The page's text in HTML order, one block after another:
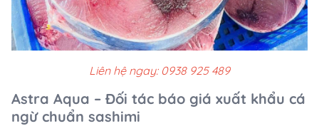
Liên hệ ngay: 0938 925 489
Astra Aqua – Đối tác báo giá xuất khẩu cá
ngừ chuẩn sashimi